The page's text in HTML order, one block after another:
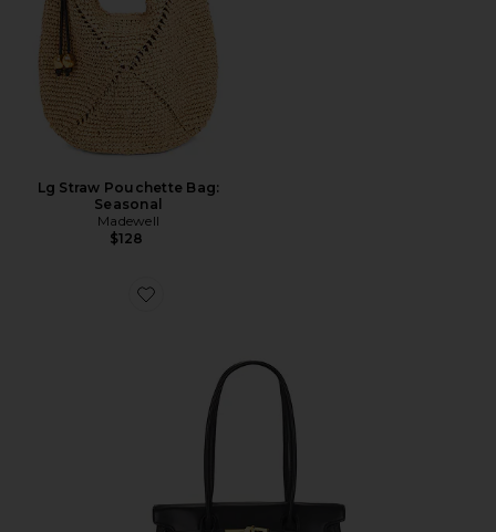
Lg Straw Pouchette Bag:
Seasonal
Madewell
$128
Favorite Yara Shoulder Bag